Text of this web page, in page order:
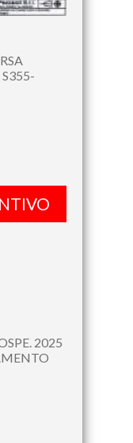
2025